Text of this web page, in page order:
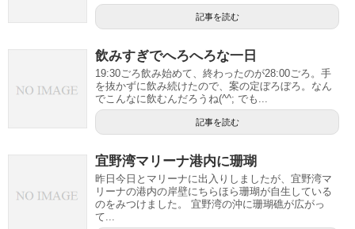
記事を読む
飲みすぎでへろへろな一日
19:30ごろ飲み始めて、終わったのが28:00ごろ。手
を抜かずに飲み続けたので、案の定ぼろぼろ。なん
でこんなに飲むんだろうね(^^; でも...
記事を読む
宜野湾マリーナ港内に珊瑚
昨日今日とマリーナに出入りしましたが、宜野湾マ
リーナの港内の岸壁にちらほら珊瑚が自生している
のをみつけました。 宜野湾の沖に珊瑚礁が広がっ
て...